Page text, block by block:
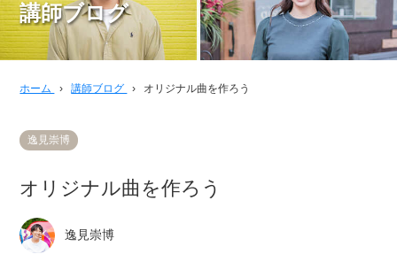
講師ブログ
ホーム › 講師ブログ › オリジナル曲を作ろう
逸見崇博
オリジナル曲を作ろう
逸見崇博